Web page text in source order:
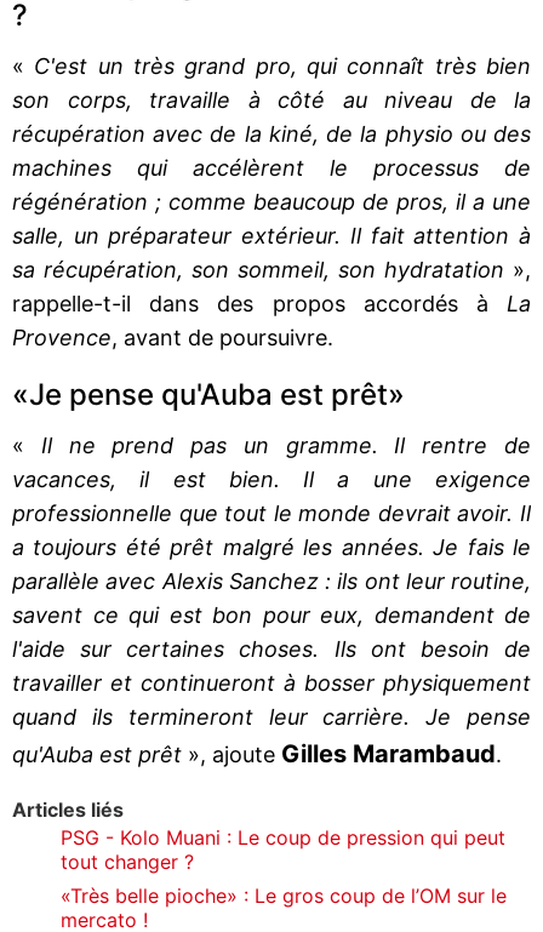
?
« C'est un très grand pro, qui connaît très bien
son corps, travaille à côté au niveau de la
récupération avec de la kiné, de la physio ou des
machines qui accélèrent le processus de
régénération ; comme beaucoup de pros, il a une
salle, un préparateur extérieur. Il fait attention à
sa récupération, son sommeil, son hydratation »,
rappelle-t-il dans des propos accordés à La
Provence, avant de poursuivre.
«Je pense qu'Auba est prêt»
« Il ne prend pas un gramme. Il rentre de
vacances, il est bien. Il a une exigence
professionnelle que tout le monde devrait avoir. Il
a toujours été prêt malgré les années. Je fais le
parallèle avec Alexis Sanchez : ils ont leur routine,
savent ce qui est bon pour eux, demandent de
l'aide sur certaines choses. Ils ont besoin de
travailler et continueront à bosser physiquement
quand ils termineront leur carrière. Je pense
qu'Auba est prêt », ajoute Gilles Marambaud.
Articles liés
PSG - Kolo Muani : Le coup de pression qui peut
tout changer ?
«Très belle pioche» : Le gros coup de l’OM sur le
mercato !